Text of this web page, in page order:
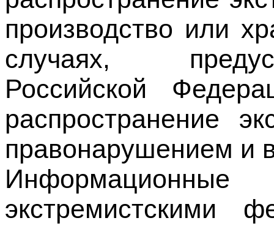
Российской
распространение
правонарушением и
экстремистскими
обнаружения,
организации,